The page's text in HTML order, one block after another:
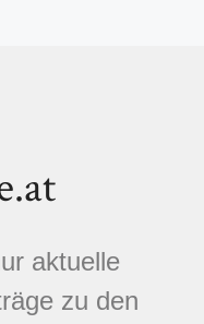
aktuelle
zu den